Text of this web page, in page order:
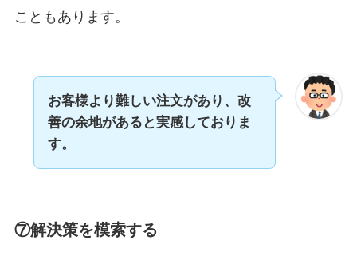
こともあります。
お客様より難しい注文があり、改
善の余地があると実感しておりま
す。
⑦解決策を模索する